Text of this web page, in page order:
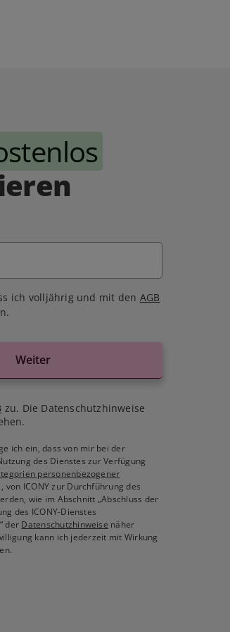
ich volljährig und mit den AGB
Weiter
zu. Die Datenschutzhinweise
ich ein, dass von mir bei der
des Dienstes zur Verfügung
personenbezogener
, von ICONY zur Durchführung des
wie im Abschnitt „Abschluss der
des ICONY-Dienstes
der Datenschutzhinweise näher
kann ich jederzeit mit Wirkung